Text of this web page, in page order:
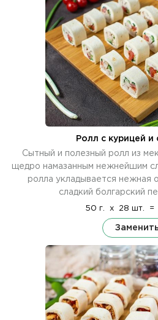
Ролл с курицей
Сытный и полезный ролл из
щедро намазанным нежнейшим
ролла укладывается нежная
сладкий болгарский
50 г. x 28 шт. =